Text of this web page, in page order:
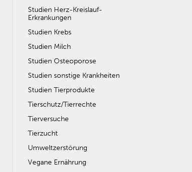
Studien Herz-Kreislauf-
Erkrankungen
Studien Krebs
Studien Milch
Studien Osteoporose
Studien sonstige Krankheiten
Studien Tierprodukte
Tierschutz/Tierrechte
Tierversuche
Tierzucht
Umweltzerstörung
Vegane Ernährung